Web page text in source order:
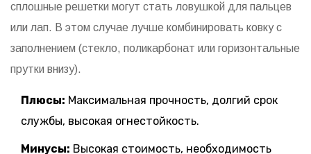
сплошные решетки могут стать ловушкой для пальцев
или лап. В этом случае лучше комбинировать ковку с
заполнением (стекло, поликарбонат или горизонтальные
прутки внизу).
Плюсы: Максимальная прочность, долгий срок
службы, высокая огнестойкость.
Минусы: Высокая стоимость, необходимость